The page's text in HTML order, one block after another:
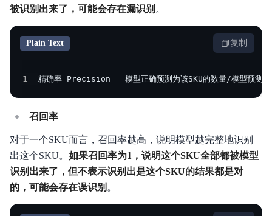
被识别出来了，可能会存在漏识别 。
Plain Text 复制
1 精确率 Precision = 模型正确预测为该SKU的数量/模型预测为
召回率
对于一个SKU而言，召回率越高，说明模型越完整地识别
出这个SKU。 如果召回率为1，说明这个SKU全部都被模型
识别出来了，但不表示识别出是这个SKU的结果都是对
的，可能会存在误识别 。